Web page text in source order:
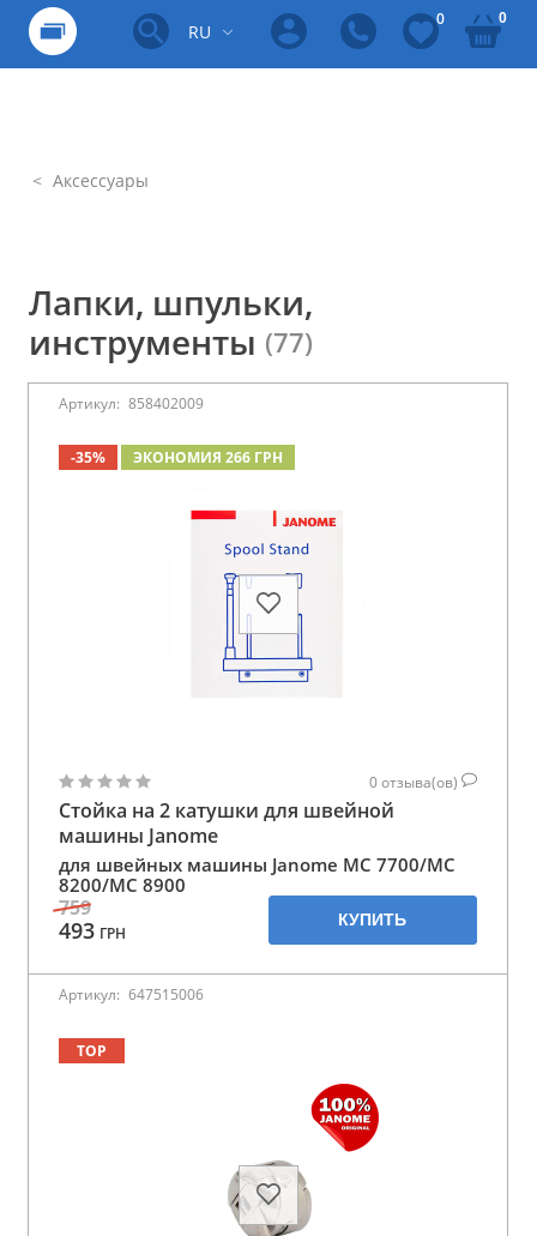
RU
0 0
Аксессуары
Лапки, шпульки,
инструменты (77)
Артикул: 858402009
-35% ЭКОНОМИЯ 266 ГРН
0отзыва(ов)
Стойка на 2 катушки для швейной
машины Janome
для швейных машины Janome MC 7700/MC
8200/MC 8900
759
493 ГРН
КУПИТЬ
Артикул: 647515006
TOP